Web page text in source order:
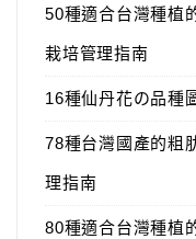
50種適合台灣種植
栽培管理指南
16種仙丹花の品種
78種台灣國產的粗
理指南
80種適合台灣種植